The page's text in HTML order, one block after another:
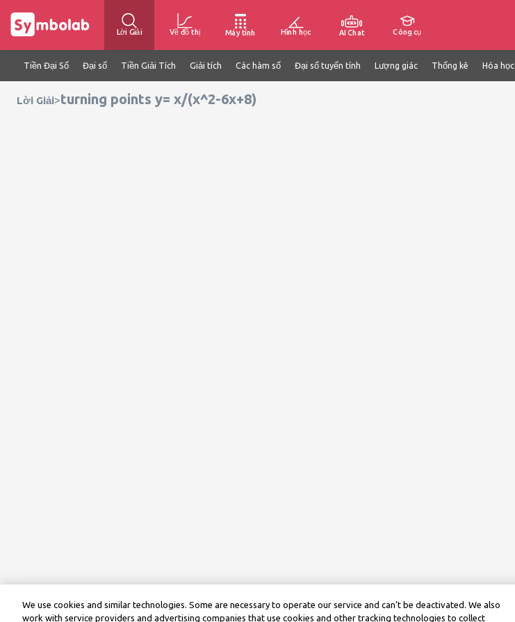
Lời Giải Vẽ đồ thị Máy tính Hình học AI Chat Công cụ
Tiền Đại Số Đại số Tiền Giải Tích Giải tích Các hàm số Đại số tuyến tính Lượng giác Thống kê Hóa học
Lời Giải>turning points y= x/(x^2-6x+8)
We use cookies and similar technologies. Some are necessary to operate our service and can’t be deactivated. We also
work with service providers and advertising companies that use cookies and other tracking technologies to collect